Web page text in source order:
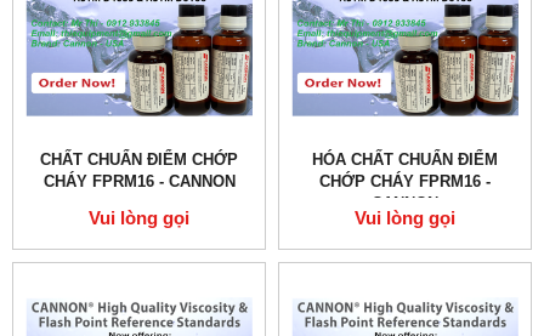
CHẤT CHUẨN ĐIỂM CHỚP
CHÁY FPRM16 - CANNON
Vui lòng gọi
HÓA CHẤT CHUẨN ĐIỂM
CHỚP CHÁY FPRM16 -
CANNON
Vui lòng gọi